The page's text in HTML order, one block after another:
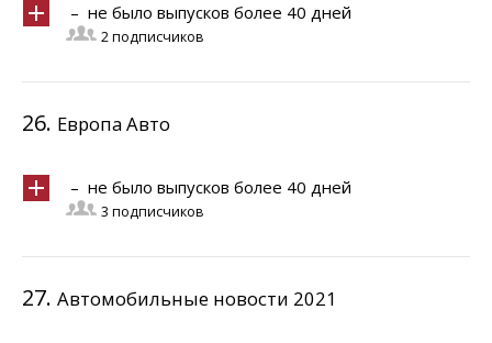
– не было выпусков более 40 дней
2 подписчиков
26. Европа Авто
– не было выпусков более 40 дней
3 подписчиков
27. Автомобильные новости 2021